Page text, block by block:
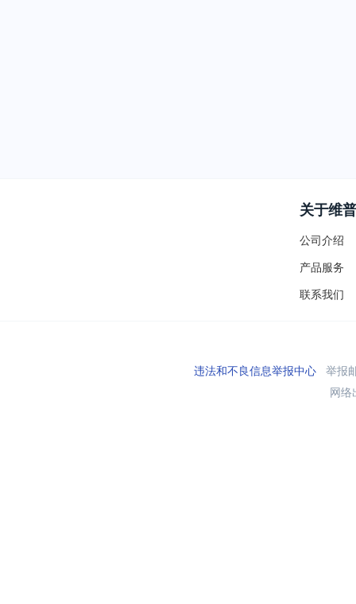
关于维普
公司介绍
产品服务
联系我们
违法和不良信息举报中心举报
网